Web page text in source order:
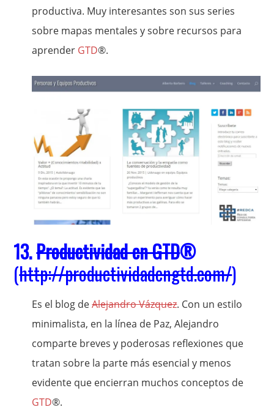
productiva. Muy interesantes son sus series
sobre mapas mentales y sobre recursos para
aprender GTD®.
13.Productividad en GTD®
(http://productividadengtd.com/)
Es el blog deAlejandro Vázquez. Con un estilo
minimalista, en la línea de Paz, Alejandro
comparte breves y poderosas reflexiones que
tratan sobre la parte más esencial y menos
evidente que encierran muchos conceptos de
GTD®.